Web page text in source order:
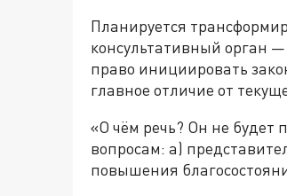
Планируется
консультативный орган
право инициировать
главное отличие от
«О чём речь? Он не будет
вопросам: а)
повышения